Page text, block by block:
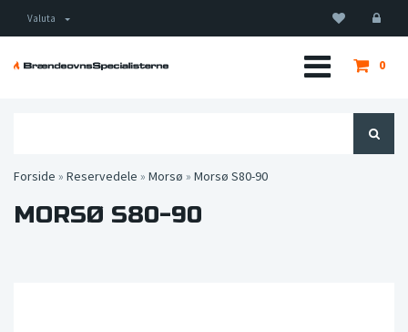
Valuta
0
Forside » Reservedele » Morsø » Morsø S80-90
MORSØ S80-90